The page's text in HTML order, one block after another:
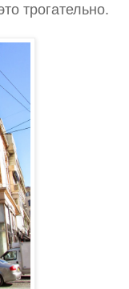
трогательно.